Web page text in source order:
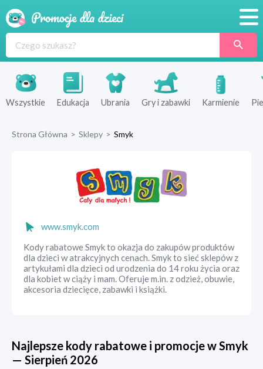
Produkty
Sklepy
Wszystkie Edukacja Ubrania Gry i zabawki Karmienie
Strona Główna > Sklepy > Smyk
www.smyk.com
Kody rabatowe Smyk to okazja do zakupów produktów
dla dzieci w atrakcyjnych cenach. Smyk to sieć sklepów z
artykułami dla dzieci od urodzenia do 14 roku życia oraz
dla kobiet w ciąży i mam. Oferuje m.in. z odzież, obuwie,
akcesoria dziecięce, zabawki i książki.
Najlepsze kody rabatowe i promocje wSmyk
— Sierpień 2026